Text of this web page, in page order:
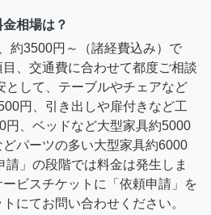
相場は？
約3500円～（諸経費込み）で
、交通費に合わせて都度ご相談
として、テーブルやチェアなど
円、引き出しや扉付きなど工
円、ベッドなど大型家具約5000
パーツの多い大型家具約6000
請」の段階では料金は発生しま
ビスチケットに「依頼申請」を
にてお問い合わせください。